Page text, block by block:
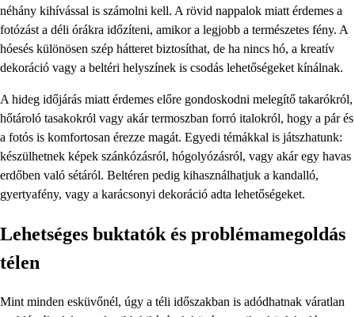
néhány kihívással is számolni kell. A rövid nappalok miatt érdemes a
fotózást a déli órákra időzíteni, amikor a legjobb a természetes fény. A
hóesés különösen szép hátteret biztosíthat, de ha nincs hó, a kreatív
dekoráció vagy a beltéri helyszínek is csodás lehetőségeket kínálnak.
A hideg időjárás miatt érdemes előre gondoskodni melegítő takarókról,
hőtároló tasakokról vagy akár termoszban forró italokról, hogy a pár és
a fotós is komfortosan érezze magát. Egyedi témákkal is játszhatunk:
készülhetnek képek szánkózásról, hógolyózásról, vagy akár egy havas
erdőben való sétáról. Beltéren pedig kihasználhatjuk a kandalló,
gyertyafény, vagy a karácsonyi dekoráció adta lehetőségeket.
Lehetséges buktatók és problémamegoldás
télen
Mint minden esküvőnél, úgy a téli időszakban is adódhatnak váratlan